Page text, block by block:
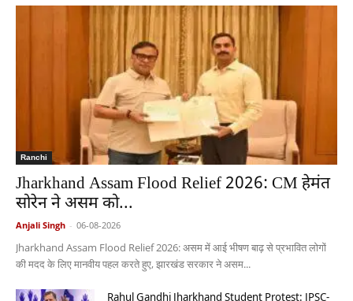
Ranchi
Jharkhand Assam Flood Relief 2026: CM हेमंत
सोरेन ने असम को...
Anjali Singh - 06-08-2026
Jharkhand Assam Flood Relief 2026: असम में आई भीषण बाढ़ से प्रभावित लोगों
की मदद के लिए मानवीय पहल करते हुए, झारखंड सरकार ने असम...
Rahul Gandhi Jharkhand Student Protest: JPSC-